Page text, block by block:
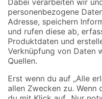
Zahlungsarten
Sicher einkaufen
Jetzt die toom-App